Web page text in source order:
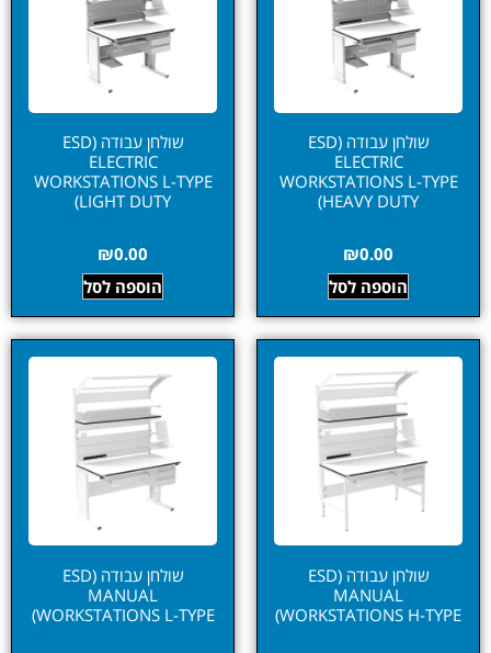
שולחן עבודה (ESD
ELECTRIC
WORKSTATIONS L-TYPE
HEAVY DUTY)
₪0.00
הוספה לסל
שולחן עבודה (ESD
ELECTRIC
WORKSTATIONS L-TYPE
LIGHT DUTY)
₪0.00
הוספה לסל
שולחן עבודה (ESD
MANUAL
WORKSTATIONS H-TYPE)
שולחן עבודה (ESD
MANUAL
WORKSTATIONS L-TYPE)